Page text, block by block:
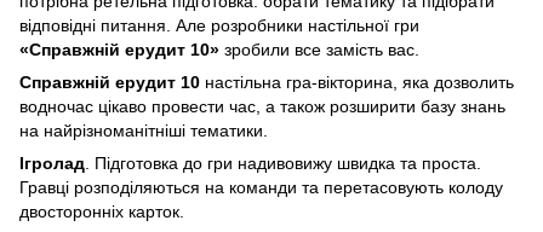
відповідні питання. Але розробники настільної гри
«Справжній ерудит 10» зробили все замість вас.
Справжній ерудит 10 настільна гра-вікторина, яка дозволить
водночас цікаво провести час, а також розширити базу знань
на найрізноманітніші тематики.
Ігролад . Підготовка до гри надивовижу швидка та проста.
Гравці розподіляються на команди та перетасовують колоду
двосторонніх карток.